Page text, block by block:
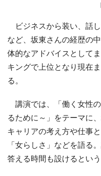
ビジネスから装い、話
など、坂東さんの経歴の
体的なアドバイスとして
キングで上位となり現在
る。
講演では、「働く女性
るために～」をテーマに
キャリアの考え方や仕事
「女らしさ」などを語る
答える時間も設けるという